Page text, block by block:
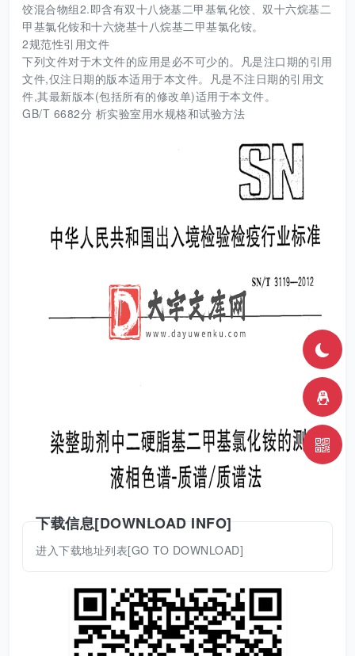
饺混合物组2.即含有双十八烧基二甲基氧化饺、双十六烷基二
甲基氯化铵和十六烧基十八烷基二甲基氯化铵。
2规范性引用文件
下列文件对于木文件的应用是必不可少的。凡是注口期的引用
文件,仅注日期的版本适用于本文件。凡是不注日期的引用文
件,其最新版本(包括所有的修改单)适用于本文件。
GB/T 6682分 析实验室用水规格和试验方法
下载信息[DOWNLOAD INFO]
进入下载地址列表[GO TO DOWNLOAD]